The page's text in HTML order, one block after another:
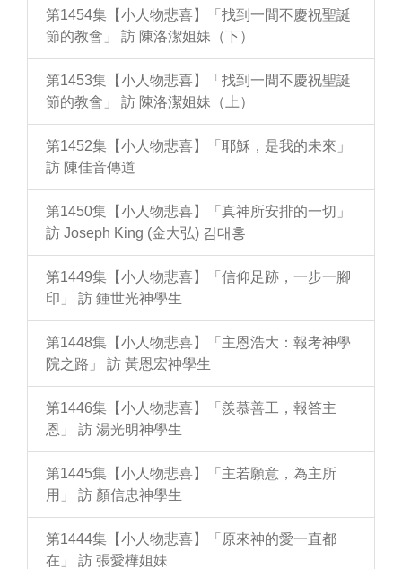
第1454集【小人物悲喜】「找到一間不慶祝聖誕
節的教會」 訪 陳洛潔姐妹（下）
第1453集【小人物悲喜】「找到一間不慶祝聖誕
節的教會」 訪 陳洛潔姐妹（上）
第1452集【小人物悲喜】「耶穌，是我的未來」
訪 陳佳音傳道
第1450集【小人物悲喜】「真神所安排的一切」
訪 Joseph King (金大弘) 김대홍
第1449集【小人物悲喜】「信仰足跡，一步一腳
印」 訪 鍾世光神學生
第1448集【小人物悲喜】「主恩浩大：報考神學
院之路」 訪 黃恩宏神學生
第1446集【小人物悲喜】「羨慕善工，報答主
恩」 訪 湯光明神學生
第1445集【小人物悲喜】「主若願意，為主所
用」 訪 顏信忠神學生
第1444集【小人物悲喜】「原來神的愛一直都
在」 訪 張愛樺姐妹